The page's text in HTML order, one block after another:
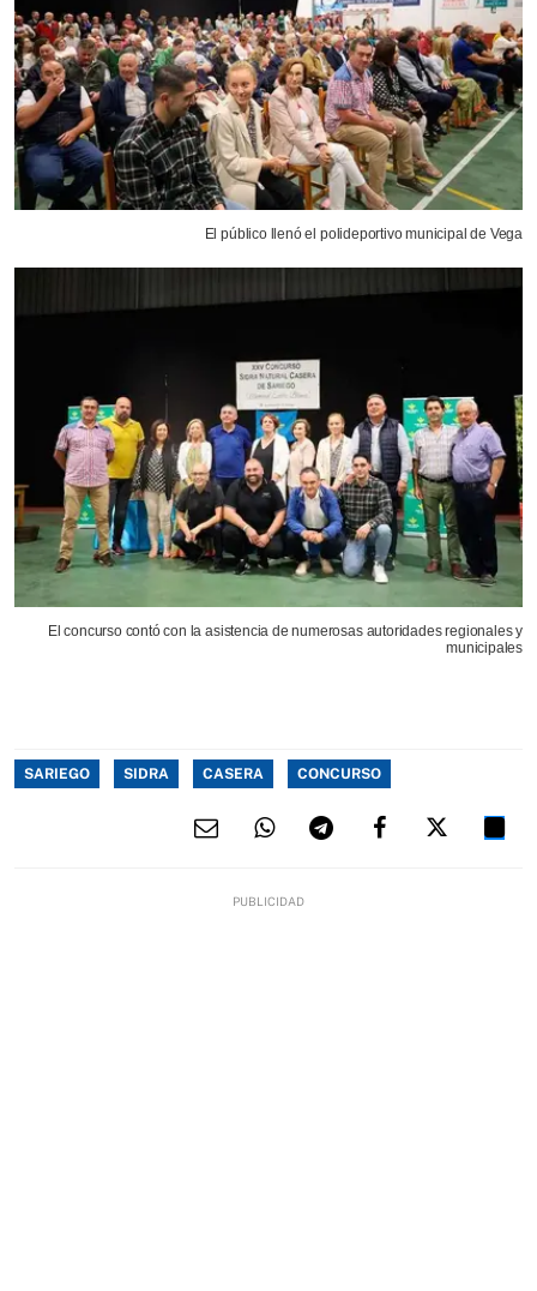
El público llenó el polideportivo municipal de Vega
El concurso contó con la asistencia de numerosas autoridades regionales y
municipales
SARIEGO SIDRA CASERA CONCURSO